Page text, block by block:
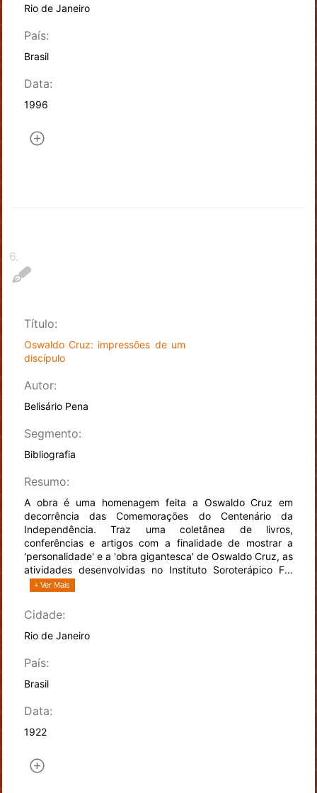
Rio de Janeiro
País:
Brasil
Data:
1996
6.
Título:
Oswaldo Cruz: impressões de um
discípulo
Autor:
Belisário Pena
Segmento:
Bibliografia
Resumo:
A obra é uma homenagem feita a Oswaldo Cruz em
decorrência das Comemorações do Centenário da
Independência. Traz uma coletânea de livros,
conferências e artigos com a finalidade de mostrar a
'personalidade' e a 'obra gigantesca' de Oswaldo Cruz, as
atividades desenvolvidas no Instituto Soroterápico F...
+ Ver Mais
Cidade:
Rio de Janeiro
País:
Brasil
Data:
1922